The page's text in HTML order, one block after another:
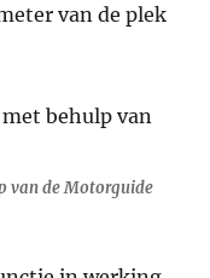
van de plek
van de Motorguide